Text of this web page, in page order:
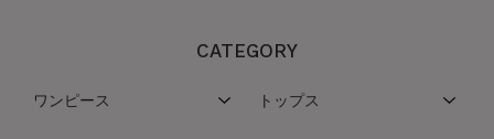
CATEGORY
ワンピース トップス